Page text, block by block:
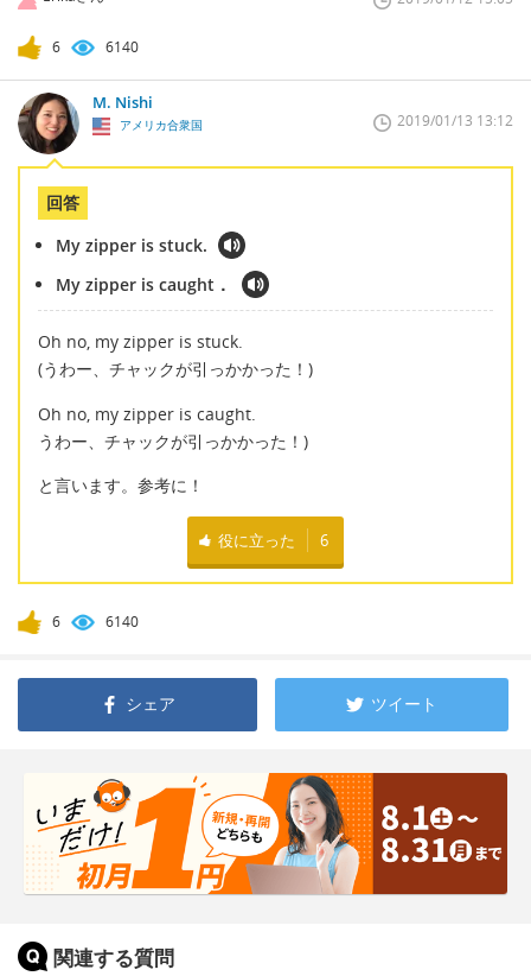
6 6140
M. Nishi
アメリカ合衆国 2019/01/13 13:12
回答
My zipper is stuck.
My zipper is caught．
Oh no, my zipper is stuck.
(うわー、チャックが引っかかった！)
Oh no, my zipper is caught.
うわー、チャックが引っかかった！)
と言います。参考に！
役に立った 6
6 6140
シェア ツイート
関連する質問